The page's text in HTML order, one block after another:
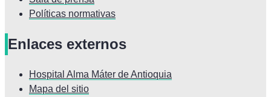
Políticas normativas
Enlaces externos
Hospital Alma Máter de Antioquia
Mapa del sitio